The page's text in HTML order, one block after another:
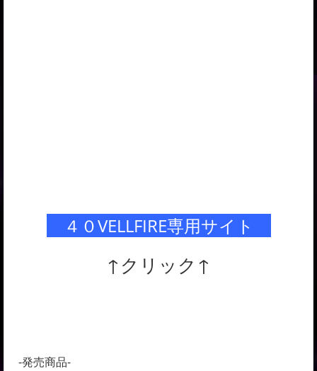
４０VELLFIRE専用サイト
↑クリック↑
-発売商品-